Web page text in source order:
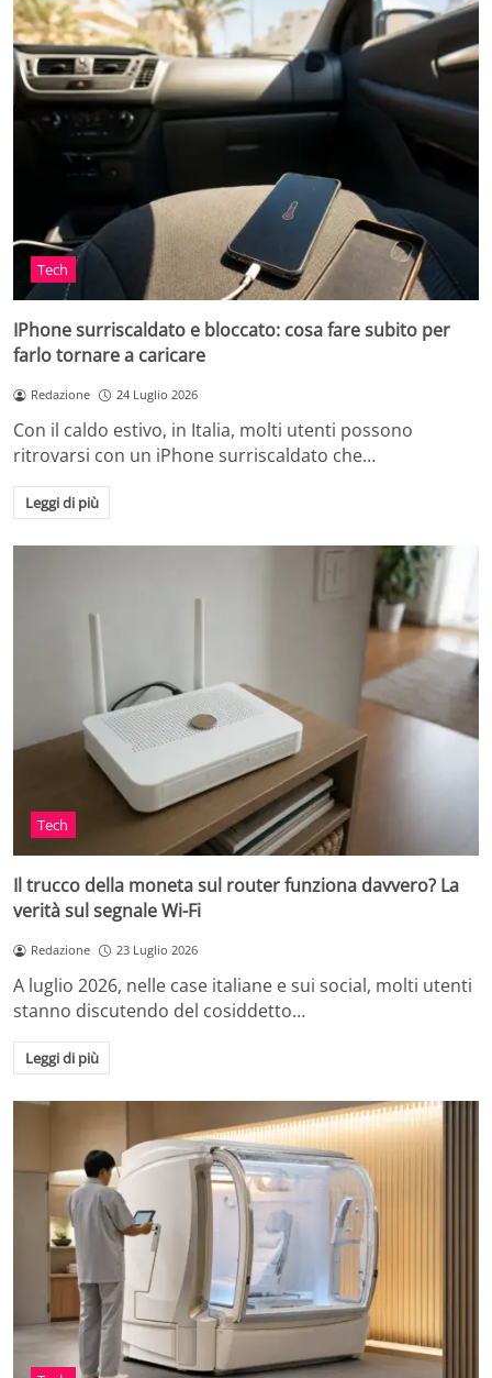
Tech
IPhone surriscaldato e bloccato: cosa fare subito per
farlo tornare a caricare
Redazione 24 Luglio 2026
Con il caldo estivo, in Italia, molti utenti possono
ritrovarsi con un iPhone surriscaldato che…
Leggi di più
Tech
Il trucco della moneta sul router funziona davvero? La
verità sul segnale Wi-Fi
Redazione 23 Luglio 2026
A luglio 2026, nelle case italiane e sui social, molti utenti
stanno discutendo del cosiddetto…
Leggi di più